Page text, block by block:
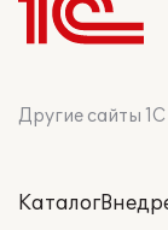
Другие сайты 1С
Каталог